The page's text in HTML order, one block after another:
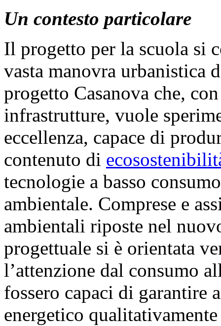
Un contesto particolare
Il progetto per la scuola si
vasta manovra urbanistica
progetto Casanova che,
infrastrutture, vuole
eccellenza, capace di
contenuto di
tecnologie a basso
ambientale. Comprese e
ambientali riposte nel
progettuale si è orientata
l’attenzione dal consumo
fossero capaci di garantire
energetico